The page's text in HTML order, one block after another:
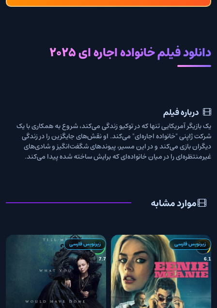
دانلود فیلم خانواده اجاره ای 2025
درباره فیلم
یک بازیگر آمریکایی تنها که در توکیو زندگی می‌کند، شروع به همکاری با یک
شرکت ژاپنی "خانواده اجاره‌ای" می‌کند. او نقش‌های جایگزین را در زندگی
دیگران بازی می‌کند و در این مسیر، پیوندهای شگفت‌انگیز و شادی‌های
غیرمنتظره‌ای را در میان خانواده‌ای که برایش ساخته شده پیدا می‌کند.
موارد مشابه
6.1
زیرنویس فارسی
7.7
زیرنویس فارسی